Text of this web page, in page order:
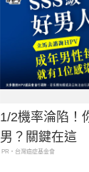
1/2機率淪陷！
男？關鍵在這
PR・台灣癌症基金會